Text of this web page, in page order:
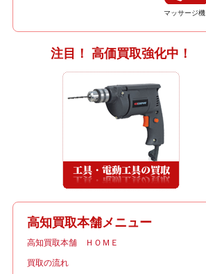
マッサージ機
注目！ 高価買取強化中！
高知買取本舗メニュー
高知買取本舗 ＨＯＭＥ
買取の流れ